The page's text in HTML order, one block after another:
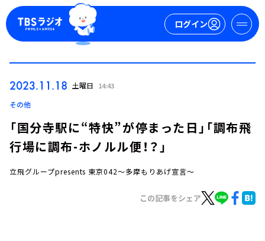
ログイン
2023.11.18 土曜日 14:43
その他
「国分寺駅に“特快”が停まった日」「調布飛
行場に調布-ホノルル便！？」
立飛グループpresents 東京042～多摩もりあげ宣言～
この記事をシェア